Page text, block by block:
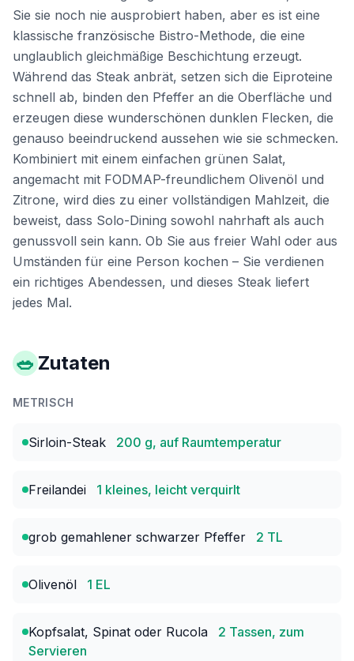
Sie sie noch nie ausprobiert haben, aber es ist eine
klassische französische Bistro-Methode, die eine
unglaublich gleichmäßige Beschichtung erzeugt.
Während das Steak anbrät, setzen sich die Eiproteine
schnell ab, binden den Pfeffer an die Oberfläche und
erzeugen diese wunderschönen dunklen Flecken, die
genauso beeindruckend aussehen wie sie schmecken.
Kombiniert mit einem einfachen grünen Salat,
angemacht mit FODMAP-freundlichem Olivenöl und
Zitrone, wird dies zu einer vollständigen Mahlzeit, die
beweist, dass Solo-Dining sowohl nahrhaft als auch
genussvoll sein kann. Ob Sie aus freier Wahl oder aus
Umständen für eine Person kochen – Sie verdienen
ein richtiges Abendessen, und dieses Steak liefert
jedes Mal.
🥗 Zutaten
METRISCH
Sirloin-Steak 200 g, auf Raumtemperatur
Freilandei 1 kleines, leicht verquirlt
grob gemahlener schwarzer Pfeffer 2 TL
Olivenöl 1 EL
Kopfsalat, Spinat oder Rucola
2 Tassen, zum
Servieren